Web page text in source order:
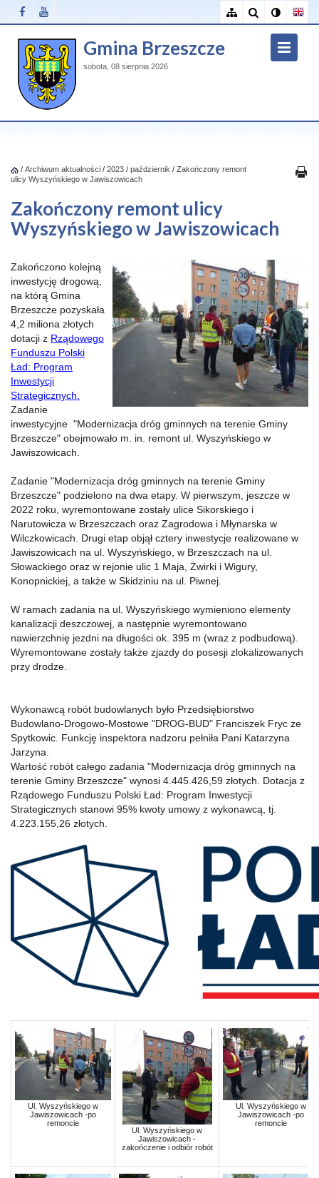
Gmina Brzeszcze
sobota, 08 sierpnia 2026
/ Archiwum aktualności / 2023 / październik / Zakończony remont
ulicy Wyszyńskiego w Jawiszowicach
Zakończony remont ulicy
Wyszyńskiego w Jawiszowicach
Zakończono kolejną
inwestycję drogową,
na którą Gmina
Brzeszcze pozyskała
4,2 miliona złotych
dotacji z Rządowego
Funduszu Polski
Ład: Program
Inwestycji
Strategicznych
Zadanie
inwestycyjne "Modernizacja dróg gminnych na terenie Gminy
Brzeszcze" obejmowało m. in. remont ul. Wyszyńskiego w
Jawiszowicach.
Zadanie "Modernizacja dróg gminnych na terenie Gminy
Brzeszcze" podzielono na dwa etapy. W pierwszym, jeszcze w
2022 roku, wyremontowane zostały ulice Sikorskiego i
Narutowicza w Brzeszczach oraz Zagrodowa i Młynarska w
Wilczkowicach. Drugi etap objął cztery inwestycje realizowane w
Jawiszowicach na ul. Wyszyńskiego, w Brzeszczach na ul.
Słowackiego oraz w rejonie ulic 1 Maja, Żwirki i Wigury,
Konopnickiej, a także w Skidziniu na ul. Piwnej.
W ramach zadania na ul. Wyszyńskiego wymieniono elementy
kanalizacji deszczowej, a następnie wyremontowano
nawierzchnię jezdni na długości ok. 395 m (wraz z podbudową).
Wyremontowane zostały także zjazdy do posesji zlokalizowanych
przy drodze.
Wykonawcą robót budowlanych było Przedsiębiorstwo
Budowlano-Drogowo-Mostowe "DROG-BUD" Franciszek Fryc ze
Spytkowic. Funkcję inspektora nadzoru pełniła Pani Katarzyna
Jarzyna.
Wartość robót całego zadania "Modernizacja dróg gminnych na
terenie Gminy Brzeszcze" wynosi 4.445.426,59 złotych. Dotacja z
Rządowego Funduszu Polski Ład: Program Inwestycji
Strategicznych stanowi 95% kwoty umowy z wykonawcą, tj.
4.223.155,26 złotych.
Ul. Wyszyńskiego w
Jawiszowicach -po
remoncie
Ul. Wyszyńskiego w
Jawiszowicach -
zakończenie i odbiór robót
Ul. Wyszyńskiego w
Jawiszowicach -po
remoncie